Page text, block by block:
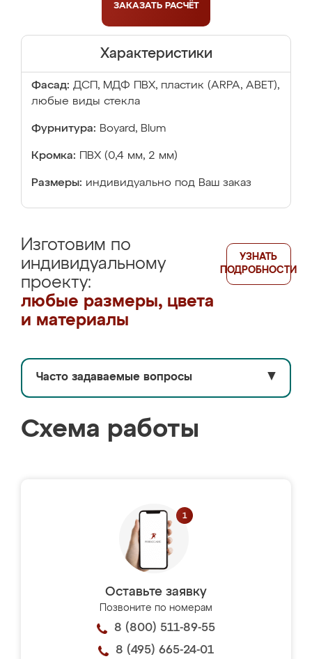
ЗАКАЗАТЬ РАСЧЁТ
Характеристики
Фасад: ДСП, МДФ ПВХ, пластик (ARPA, ABET),
любые виды стекла
Фурнитура: Boyard, Blum
Кромка: ПВХ (0,4 мм, 2 мм)
Размеры: индивидуально под Ваш заказ
Изготовим по
индивидуальному
проекту:
любые размеры, цвета
и материалы
УЗНАТЬ
ПОДРОБНОСТИ
Часто задаваемые вопросы ▼
Схема работы
Оставьте заявку
Позвоните по номерам
8 (800) 511-89-55
8 (495) 665-24-01